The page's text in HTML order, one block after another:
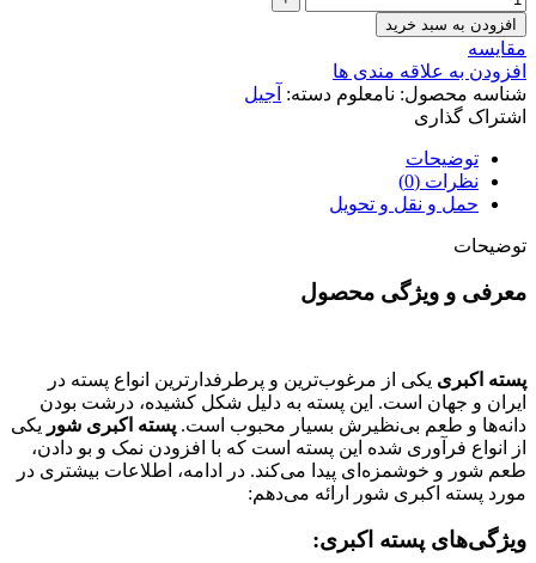
افزودن به سبد خرید
مقایسه
افزودن به علاقه مندی ها
شناسه محصول: نامعلوم دسته: آجیل
اشتراک گذاری
توضیحات
نظرات (0)
حمل و نقل و تحویل
توضیحات
معرفی و ویژگی محصول
پسته اکبری یکی از مرغوب‌ترین و پرطرفدارترین انواع پسته در
ایران و جهان است. این پسته به دلیل شکل کشیده، درشت بودن
دانه‌ها و طعم بی‌نظیرش بسیار محبوب است. پسته اکبری شور یکی
از انواع فرآوری شده این پسته است که با افزودن نمک و بو دادن،
طعم شور و خوشمزه‌ای پیدا می‌کند. در ادامه، اطلاعات بیشتری در
مورد پسته اکبری شور ارائه می‌دهم:
ویژگی‌های پسته اکبری: